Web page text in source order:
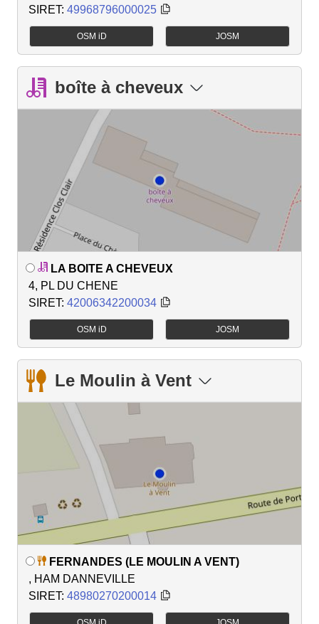
SIRET: 49968796000025
OSM iD JOSM
boîte à cheveux
LA BOITE A CHEVEUX
4, PL DU CHENE
SIRET: 42006342200034
OSM iD JOSM
Le Moulin à Vent
FERNANDES (LE MOULIN A VENT)
, HAM DANNEVILLE
SIRET: 48980270200014